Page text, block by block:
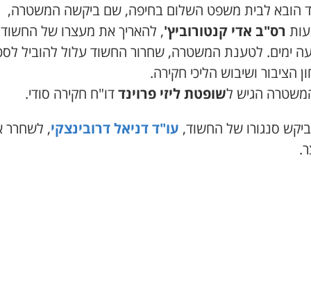
הובא לבית משפט השלום בחיפה, שם ביקשה המשטרה,
רס"ב אדי קנטורוביץ', להאריך את מעצרו של החשוד
ימים. לטענת המשטרה, שחרור החשוד עלול להוביל
הציבור ושיבוש הליכי חקירה.
הגיש לשופטת ליזי פרוינדדו"ח חקירה סודי.
סנגורו של החשוד, עו"ד דניאל דרובינצקי, לשחרר